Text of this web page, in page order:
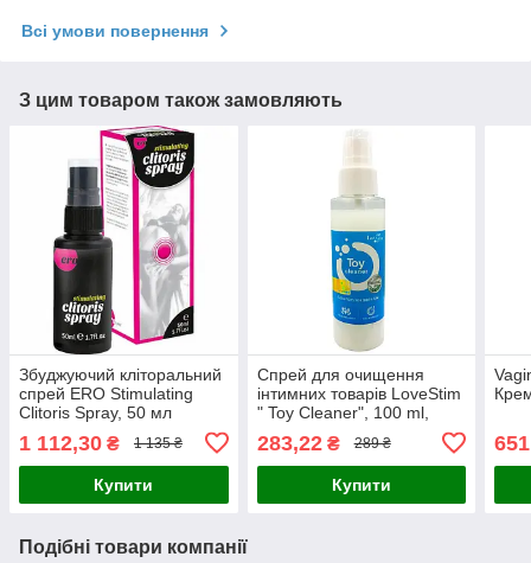
Всі умови повернення
З цим товаром також замовляють
Збуджуючий кліторальний
спрей ERO Stimulating
Clitoris Spray, 50 мл
1 112,30 ₴ 1 135 ₴
Купити
Спрей для очищення
інтимних товарів LoveStim
" Toy Cleaner", 100 ml,
283,22₴ 289 ₴
Купити
Подібні товари компанії